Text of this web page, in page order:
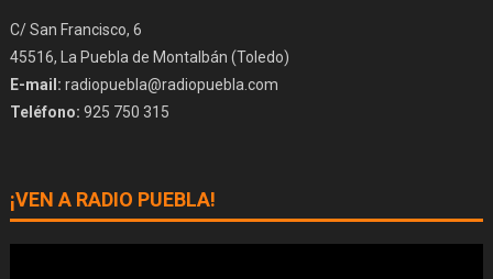
C/ San Francisco, 6
45516, La Puebla de Montalbán (Toledo)
E-mail: radiopuebla@radiopuebla.com
Teléfono: 925 750 315
¡VEN A RADIO PUEBLA!